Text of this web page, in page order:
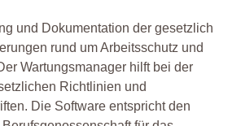
und Dokumentation der gesetzlich
rund um Arbeitsschutz und
Wartungsmanager hilft bei der
Richtlinien und
Die Software entspricht den